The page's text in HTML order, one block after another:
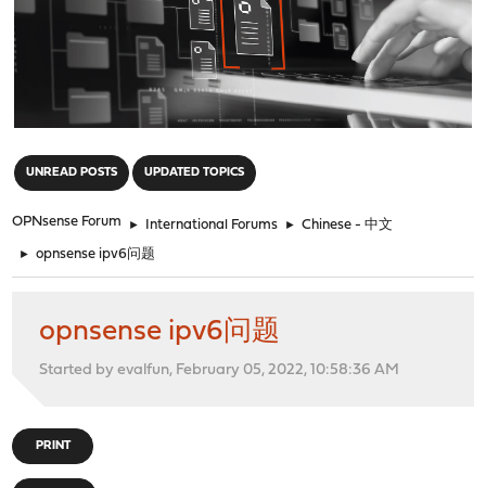
UNREAD POSTS UPDATED TOPICS
OPNsense Forum ► International Forums ► Chinese - 中文
► opnsense ipv6问题
opnsense ipv6问题
Started by evalfun, February 05, 2022, 10:58:36 AM
PRINT